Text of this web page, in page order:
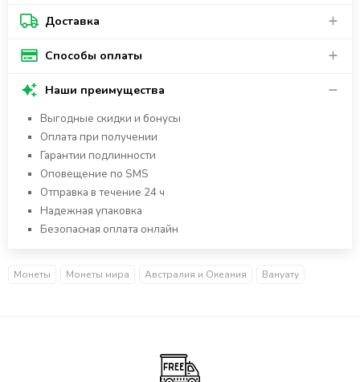
Доставка
Способы оплаты
Наши преимущества
Выгодные скидки и бонусы
Оплата при получении
Гарантии подлинности
Оповещение по SMS
Отправка в течение 24 ч
Надежная упаковка
Безопасная оплата онлайн
Монеты Монеты мира Австралия и Океания Вануату